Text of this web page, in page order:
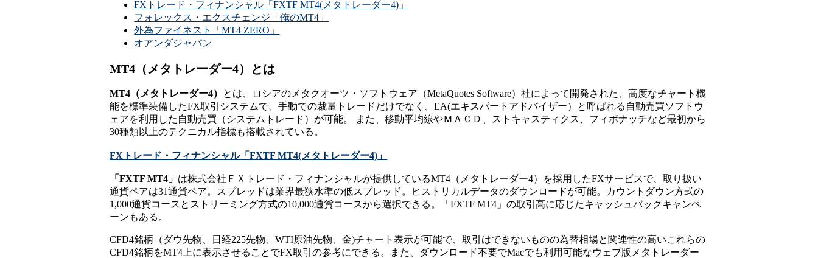
FXトレード・フィナンシャル「FXTF MT4(メタトレーダー4)」
フォレックス・エクスチェンジ「俺のMT4」
外為ファイネスト「MT4 ZERO」
オアンダジャパン
MT4（メタトレーダー4）とは
MT4（メタトレーダー4） とは、ロシアのメタクオーツ・ソフトウェア（MetaQuotes Software）社によって開発された、高度なチャート機
能を標準装備したFX取引システムで、手動での裁量トレードだけでなく、EA(エキスパートアドバイザー）と呼ばれる自動売買ソフトウ
ェアを利用した自動売買（システムトレード）が可能。 また、移動平均線やＭＡＣＤ、ストキャスティクス、フィボナッチなど最初から
30種類以上のテクニカル指標も搭載されている。
FXトレード・フィナンシャル「FXTF MT4(メタトレーダー4)」
「FXTF MT4」 は株式会社ＦＸトレード・フィナンシャルが提供しているMT4（メタトレーダー4）を採用したFXサービスで、取り扱い
通貨ペアは31通貨ペア。スプレッドは業界最狭水準の低スプレッド。ヒストリカルデータのダウンロードが可能。カウントダウン方式の
1,000通貨コースとストリーミング方式の10,000通貨コースから選択できる。「FXTF MT4」の取引高に応じたキャッシュバックキャンペ
ーンもある。
CFD4銘柄（ダウ先物、日経225先物、WTI原油先物、金)チャート表示が可能で、取引はできないものの為替相場と関連性の高いこれらの
CFD4銘柄をMT4上に表示させることでFX取引の参考にできる。また、ダウンロード不要でMacでも利用可能なウェブ版メタトレーダー